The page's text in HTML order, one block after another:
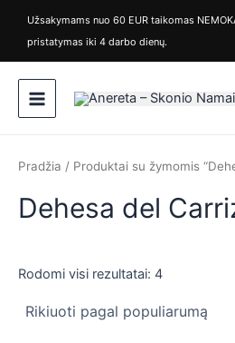
turinio
Užsakymams nuo 60 EUR taikomas
pristatymas iki 4 darbo dienų.
Main
Menu
k
a
n
s
k
i
Pradžia / Produktai su žymomis
Dehesa del
Rodomi visi rezultatai: 4
pagal